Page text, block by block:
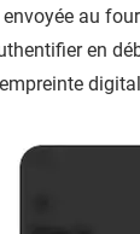
au
en